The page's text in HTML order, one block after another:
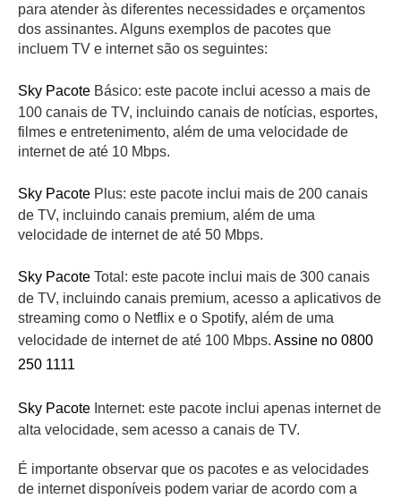
para atender às diferentes necessidades e orçamentos
dos assinantes. Alguns exemplos de pacotes que
incluem TV e internet são os seguintes:
Sky Pacote Básico: este pacote inclui acesso a mais de
100 canais de TV, incluindo canais de notícias, esportes,
filmes e entretenimento, além de uma velocidade de
internet de até 10 Mbps.
Sky Pacote Plus: este pacote inclui mais de 200 canais
de TV, incluindo canais premium, além de uma
velocidade de internet de até 50 Mbps.
Sky Pacote Total: este pacote inclui mais de 300 canais
de TV, incluindo canais premium, acesso a aplicativos de
streaming como o Netflix e o Spotify, além de uma
velocidade de internet de até 100 Mbps. Assine no 0800
250 1111
Sky Pacote Internet: este pacote inclui apenas internet de
alta velocidade, sem acesso a canais de TV.
É importante observar que os pacotes e as velocidades
de internet disponíveis podem variar de acordo com a